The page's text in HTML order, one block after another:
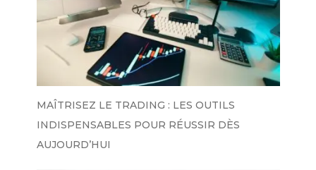
MAÎTRISEZ LE TRADING : LES OUTILS
INDISPENSABLES POUR RÉUSSIR DÈS
AUJOURD’HUI